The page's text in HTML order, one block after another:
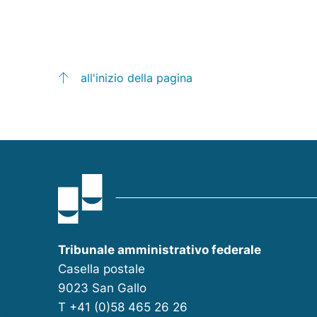
all'inizio della pagina
Tribunale amministrativo federale
Casella postale
9023 San Gallo
T +41 (0)58 465 26 26